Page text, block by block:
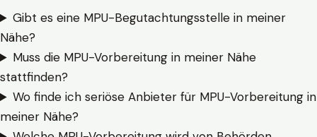
Gibt es eine MPU-Begutachtungsstelle in meiner
Nähe?
Muss die MPU-Vorbereitung in meiner Nähe
stattfinden?
Wo finde ich seriöse Anbieter für MPU-Vorbereitung in
meiner Nähe?